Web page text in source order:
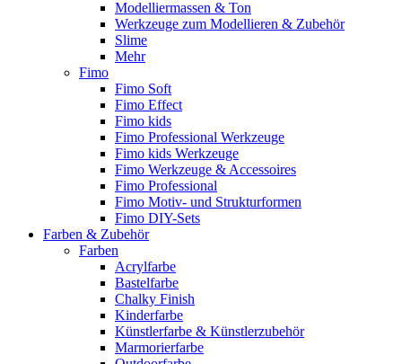
Modelliermassen & Ton
Werkzeuge zum Modellieren & Zubehör
Slime
Mehr
Fimo
Fimo Soft
Fimo Effect
Fimo kids
Fimo Professional Werkzeuge
Fimo kids Werkzeuge
Fimo Werkzeuge & Accessoires
Fimo Professional
Fimo Motiv- und Strukturformen
Fimo DIY-Sets
Farben & Zubehör
Farben
Acrylfarbe
Bastelfarbe
Chalky Finish
Kinderfarbe
Künstlerfarbe & Künstlerzubehör
Marmorierfarbe